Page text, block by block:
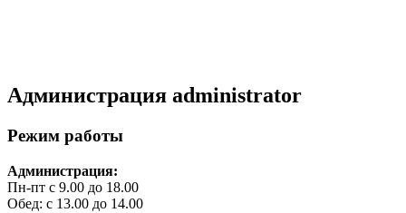
Администрация administrator
Режим работы
Администрация:
Пн-пт с 9.00 до 18.00
Обед: с 13.00 до 14.00